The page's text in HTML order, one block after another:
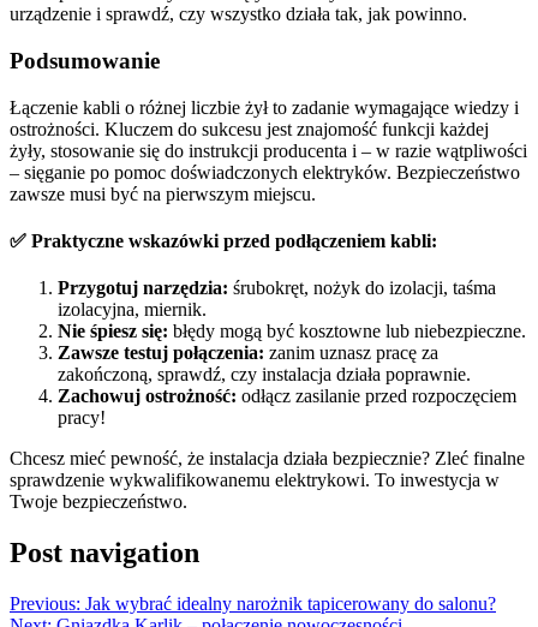
urządzenie i sprawdź, czy wszystko działa tak, jak powinno.
Podsumowanie
Łączenie kabli o różnej liczbie żył to zadanie wymagające wiedzy i
ostrożności. Kluczem do sukcesu jest znajomość funkcji każdej
żyły, stosowanie się do instrukcji producenta i – w razie wątpliwości
– sięganie po pomoc doświadczonych elektryków. Bezpieczeństwo
zawsze musi być na pierwszym miejscu.
✅ Praktyczne wskazówki przed podłączeniem kabli:
Przygotuj narzędzia: śrubokręt, nożyk do izolacji, taśma
izolacyjna, miernik.
Nie śpiesz się: błędy mogą być kosztowne lub niebezpieczne.
Zawsze testuj połączenia: zanim uznasz pracę za
zakończoną, sprawdź, czy instalacja działa poprawnie.
Zachowuj ostrożność: odłącz zasilanie przed rozpoczęciem
pracy!
Chcesz mieć pewność, że instalacja działa bezpiecznie? Zleć finalne
sprawdzenie wykwalifikowanemu elektrykowi. To inwestycja w
Twoje bezpieczeństwo.
Post navigation
Previous: Jak wybrać idealny narożnik tapicerowany do salonu?